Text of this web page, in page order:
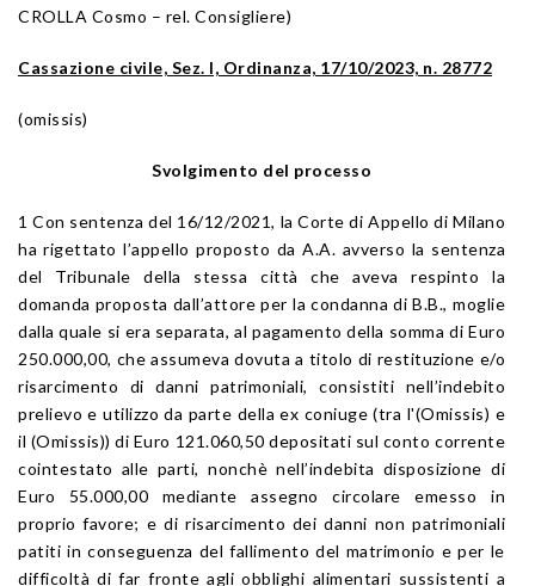
CROLLA Cosmo – rel. Consigliere)
Cassazione civile, Sez. I, Ordinanza, 17/10/2023, n. 28772
(omissis)
Svolgimento del processo
1 Con sentenza del 16/12/2021, la Corte di Appello di Milano
ha rigettato l’appello proposto da A.A. avverso la sentenza
del Tribunale della stessa città che aveva respinto la
domanda proposta dall’attore per la condanna di B.B., moglie
dalla quale si era separata, al pagamento della somma di Euro
250.000,00, che assumeva dovuta a titolo di restituzione e/o
risarcimento di danni patrimoniali, consistiti nell’indebito
prelievo e utilizzo da parte della ex coniuge (tra l'(Omissis) e
il (Omissis)) di Euro 121.060,50 depositati sul conto corrente
cointestato alle parti, nonchè nell’indebita disposizione di
Euro 55.000,00 mediante assegno circolare emesso in
proprio favore; e di risarcimento dei danni non patrimoniali
patiti in conseguenza del fallimento del matrimonio e per le
difficoltà di far fronte agli obblighi alimentari sussistenti a